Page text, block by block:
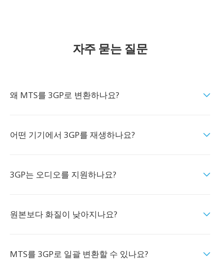
자주 묻는 질문
왜 MTS를 3GP로 변환하나요?
어떤 기기에서 3GP를 재생하나요?
3GP는 오디오를 지원하나요?
원본보다 화질이 낮아지나요?
MTS를 3GP로 일괄 변환할 수 있나요?